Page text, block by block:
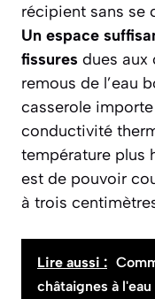
récipient sans se
Un espace
fissures dues aux
remous de l’eau
casserole
conductivité
température plus
est de pouvoir
à trois
Lire aussi :
châtaignes à l'eau